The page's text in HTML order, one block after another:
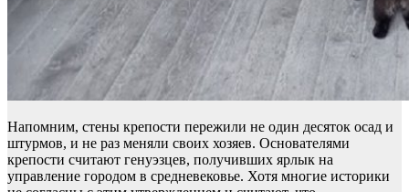
Напомним, стены крепости пережили не один десяток осад и
штурмов, и не раз меняли своих хозяев. Основателями
крепости считают генуэзцев, получивших ярлык на
управление городом в средневековье. Хотя многие историки